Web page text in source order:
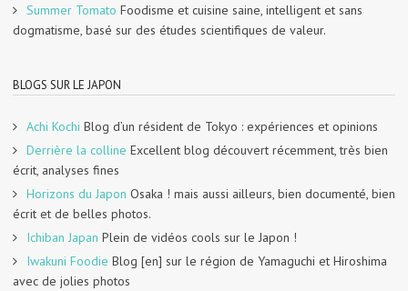
Summer Tomato Foodisme et cuisine saine, intelligent et sans
dogmatisme, basé sur des études scientifiques de valeur.
BLOGS SUR LE JAPON
Achi Kochi Blog d’un résident de Tokyo : expériences et opinions
Derrière la colline Excellent blog découvert récemment, très bien
écrit, analyses fines
Horizons du Japon Osaka ! mais aussi ailleurs, bien documenté, bien
écrit et de belles photos.
Ichiban Japan Plein de vidéos cools sur le Japon !
Iwakuni Foodie Blog [en] sur le région de Yamaguchi et Hiroshima
avec de jolies photos